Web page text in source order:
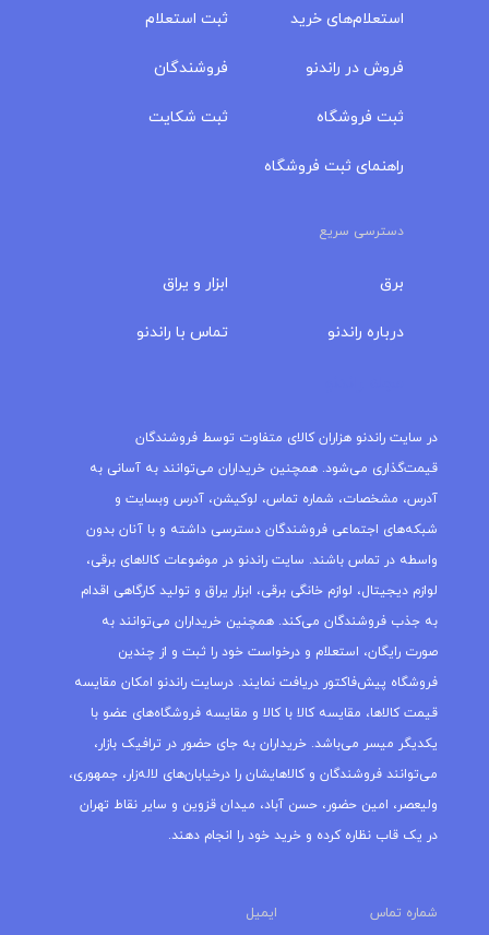
استعلام‌های خرید
فروش در راندنو
ثبت فروشگاه
راهنمای ثبت فروشگاه
ثبت استعلام
فروشندگان
ثبت شکایت
دسترسی سریع
برق
درباره‌ راندنو
ابزار و یراق
تماس با راندنو
در سایت راندنو هزاران کالای متفاوت توسط فروشندگان
قیمت‌گذاری می‌شود. همچنین خریداران می‌توانند به آسانی به
آدرس، مشخصات، شماره تماس، لوکیشن، آدرس وبسایت و
شبکه‌های اجتماعی فروشندگان دسترسی داشته و با آنان بدون
واسطه در تماس باشند. سایت راندنو در موضوعات کالاهای برقی،
لوازم دیجیتال، لوازم خانگی برقی، ابزار یراق و تولید کارگاهی اقدام
به جذب فروشندگان می‌کند. همچنین خریداران می‌توانند به
صورت رایگان، استعلام و درخواست خود را ثبت و از چندین
فروشگاه پیش‌فاکتور دریافت نمایند. درسایت راندنو امکان مقایسه
قیمت کالاها، مقایسه کالا با کالا و مقایسه فروشگاه‌های عضو با
یکدیگر میسر می‌باشد. خریداران به جای حضور در ترافیک بازار،
می‌توانند فروشندگان و کالاهایشان را درخیابان‌های لاله‌زار، جمهوری،
ولیعصر، امین حضور، حسن آباد، میدان قزوین و سایر نقاط تهران
در یک قاب نظاره کرده و خرید خود را انجام دهند.
شماره تماس ایمیل